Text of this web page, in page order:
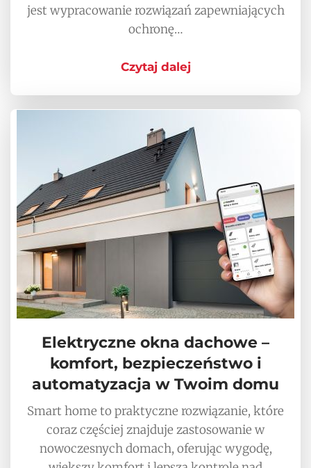
jest wypracowanie rozwiązań zapewniających
ochronę…
Czytaj dalej
Elektryczne okna dachowe –
komfort, bezpieczeństwo i
automatyzacja w Twoim domu
Smart home to praktyczne rozwiązanie, które
coraz częściej znajduje zastosowanie w
nowoczesnych domach, oferując wygodę,